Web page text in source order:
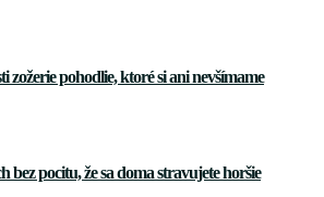
pohodlie, ktoré si ani nevšímame
pocitu, že sa doma stravujete horšie